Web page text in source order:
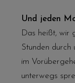
Und jeden
Das heißt, wir
Stunden durch
im
unterwegs